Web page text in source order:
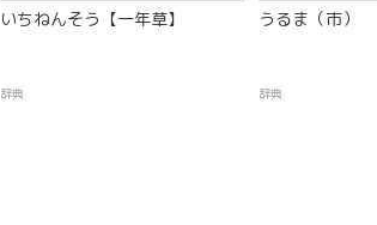
いちねんそう【一年草】
辞典
うるま（市）
辞典